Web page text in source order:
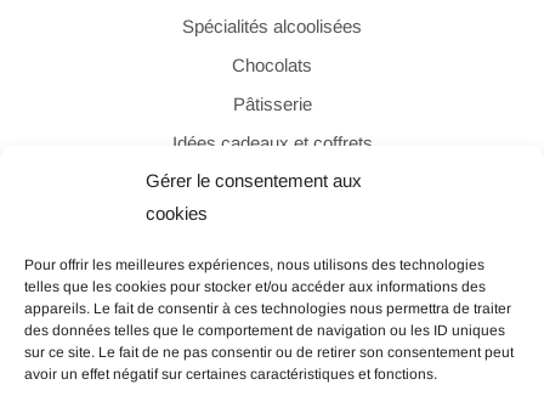
Gérer le consentement aux
cookies
Pour offrir les meilleures expériences, nous utilisons des technologies
telles que les cookies pour stocker et/ou accéder aux informations des
appareils. Le fait de consentir à ces technologies nous permettra de traiter
des données telles que le comportement de navigation ou les ID uniques
sur ce site. Le fait de ne pas consentir ou de retirer son consentement peut
avoir un effet négatif sur certaines caractéristiques et fonctions.
Spécialités alcoolisées
Chocolats
Pâtisserie
Idées cadeaux et coffrets
PAIEMENT SÉCURISÉ